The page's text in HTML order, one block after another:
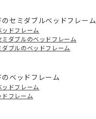
セミダブルベッドフレーム
ドフレーム
ダブルのベッドフレーム
ブルのベッドフレーム
ベッドフレーム
ドフレーム
フレーム